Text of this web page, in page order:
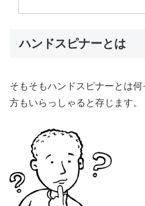
ハンドスピナーとは
そもそもハンドスピナーとは
方もいらっしゃると存じます。